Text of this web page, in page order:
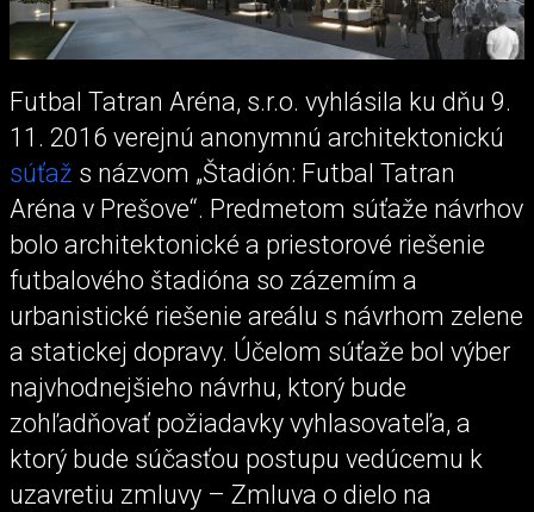
Futbal Tatran Aréna, s.r.o. vyhlásila ku dňu 9.
11. 2016 verejnú anonymnú architektonickú
súťaž s názvom „Štadión: Futbal Tatran
Aréna v Prešove“. Predmetom súťaže návrhov
bolo architektonické a priestorové riešenie
futbalového štadióna so zázemím a
urbanistické riešenie areálu s návrhom zelene
a statickej dopravy. Účelom súťaže bol výber
najvhodnejšieho návrhu, ktorý bude
zohľadňovať požiadavky vyhlasovateľa, a
ktorý bude súčasťou postupu vedúcemu k
uzavretiu zmluvy – Zmluva o dielo na